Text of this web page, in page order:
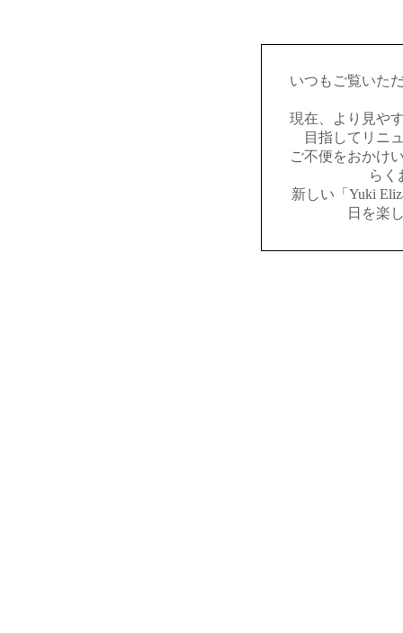
いつもご覧いた
現在、より見や
目指してリニ
ご不便をおかけ
らく
新しい「Yuki
日を楽